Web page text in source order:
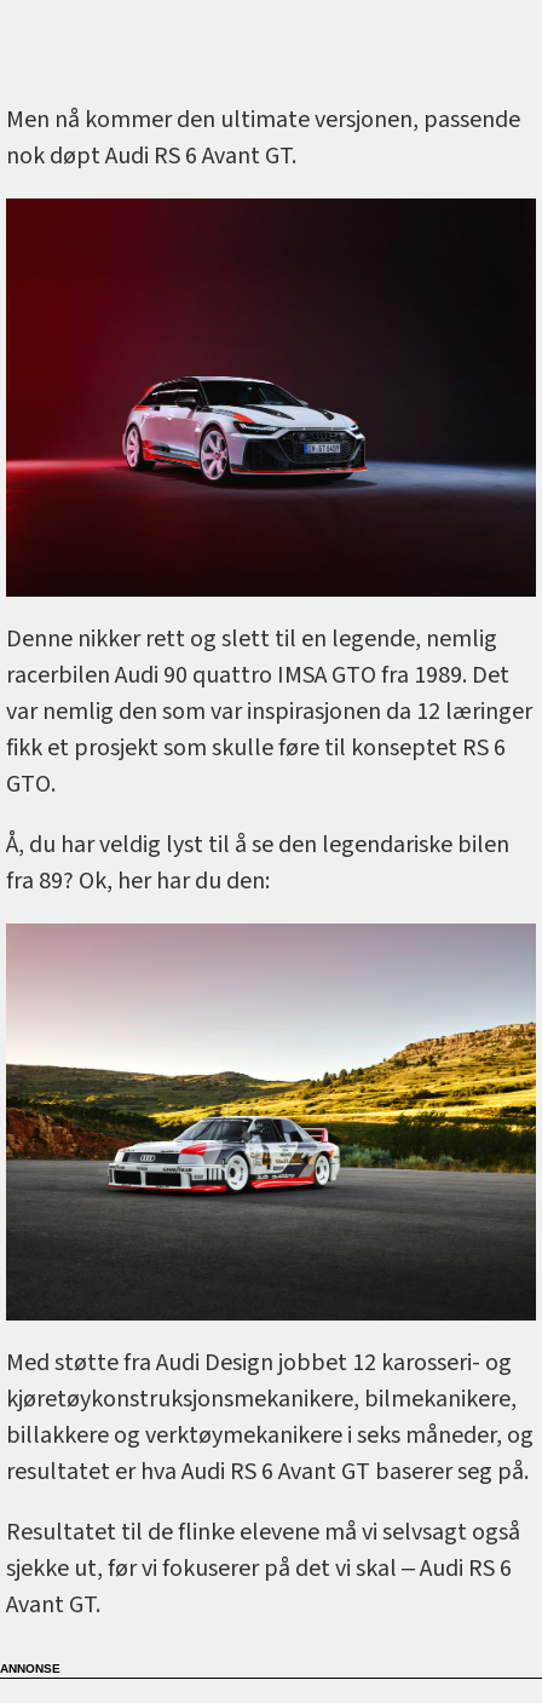
Men nå kommer den ultimate versjonen, passende
nok døpt Audi RS 6 Avant GT.
Denne nikker rett og slett til en legende, nemlig
racerbilen Audi 90 quattro IMSA GTO fra 1989. Det
var nemlig den som var inspirasjonen da 12 læringer
fikk et prosjekt som skulle føre til konseptet RS 6
GTO.
Å, du har veldig lyst til å se den legendariske bilen
fra 89? Ok, her har du den:
Med støtte fra Audi Design jobbet 12 karosseri- og
kjøretøykonstruksjonsmekanikere, bilmekanikere,
billakkere og verktøymekanikere i seks måneder, og
resultatet er hva Audi RS 6 Avant GT baserer seg på.
Resultatet til de flinke elevene må vi selvsagt også
sjekke ut, før vi fokuserer på det vi skal ‒ Audi RS 6
Avant GT.